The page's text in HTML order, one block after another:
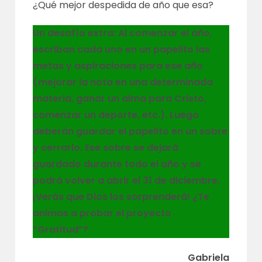
¿Qué mejor despedida de año que esa?
Un desafío extra: Al comenzar el año,
escriban cada uno en un papelito las
metas y aspiraciones para ese año
(mejorar la nota en una determinada
materia, ganar un alma para Cristo,
comenzar un deporte, etc.). Luego
deberán guardar el papelito en un sobre
y cerrarlo. Ese sobre se dejará
guardado durante todo el año y se
podrá volver a abrir el 31 de diciembre.
¡Verás que Dios los sorprenderá! ¿Te
animas a probar el proyecto
“Gratitud”?
Gabriela